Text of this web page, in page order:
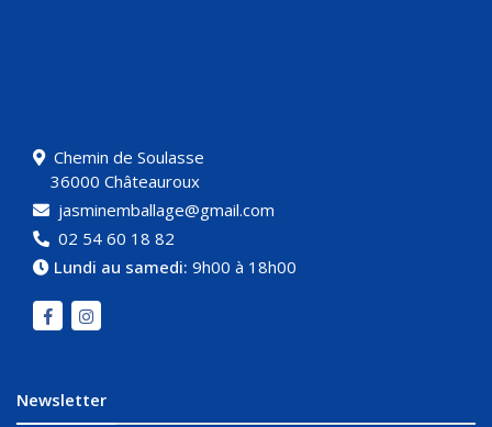
Chemin de Soulasse
36000 Châteauroux
jasminemballage@gmail.com
02 54 60 18 82
Lundi au samedi: 9h00 à 18h00
Newsletter